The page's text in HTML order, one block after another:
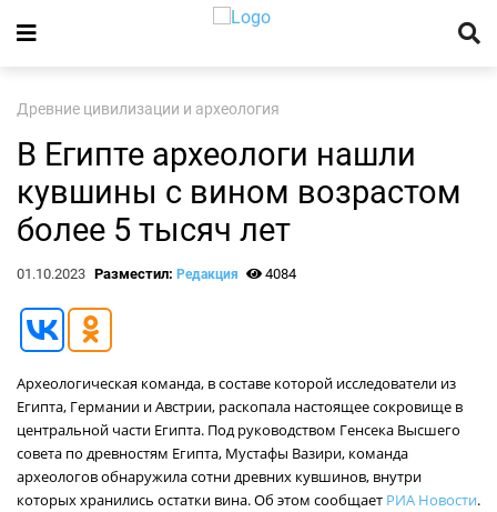
Древние цивилизации и археология
В Египте археологи нашли
кувшины с вином возрастом
более 5 тысяч лет
01.10.2023 Разместил: Редакция 4084
Археологическая команда, в составе которой исследователи из
Египта, Германии и Австрии, раскопала настоящее сокровище в
центральной части Египта. Под руководством Генсека Высшего
совета по древностям Египта, Мустафы Вазири, команда
археологов обнаружила сотни древних кувшинов, внутри
которых хранились остатки вина. Об этом сообщает РИА Новости.